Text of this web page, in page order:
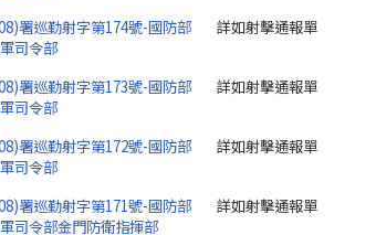
署巡勤射字第174號-國防部
司令部
詳如射擊通報單
署巡勤射字第173號-國防部
司令部
詳如射擊通報單
署巡勤射字第172號-國防部
司令部
詳如射擊通報單
署巡勤射字第171號-國防部
司令部金門防衛指揮部
詳如射擊通報單